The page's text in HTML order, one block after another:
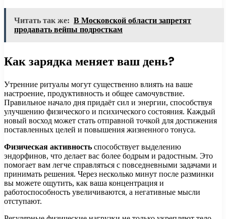
Читать так же: В Московской области запретят
продавать вейпы подросткам
Как зарядка меняет ваш день?
Утренние ритуалы могут существенно влиять на ваше
настроение, продуктивность и общее самочувствие.
Правильное начало дня придаёт сил и энергии, способствуя
улучшению физического и психического состояния. Каждый
новый восход может стать отправной точкой для достижения
поставленных целей и повышения жизненного тонуса.
Физическая активность способствует выделению
эндорфинов, что делает вас более бодрым и радостным. Это
помогает вам легче справляться с повседневными задачами и
принимать решения. Через несколько минут после разминки
вы можете ощутить, как ваша концентрация и
работоспособность увеличиваются, а негативные мысли
отступают.